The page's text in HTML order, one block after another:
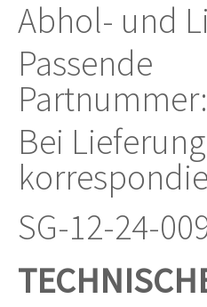
Abhol- und
Passende
Partnummer:
Bei
SG-12-24-